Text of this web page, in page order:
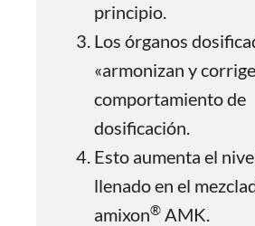
principio.
Los órganos
«armonizan y
comportamiento de
dosificación.
Esto aumenta el
llenado en el
amixon® AMK.